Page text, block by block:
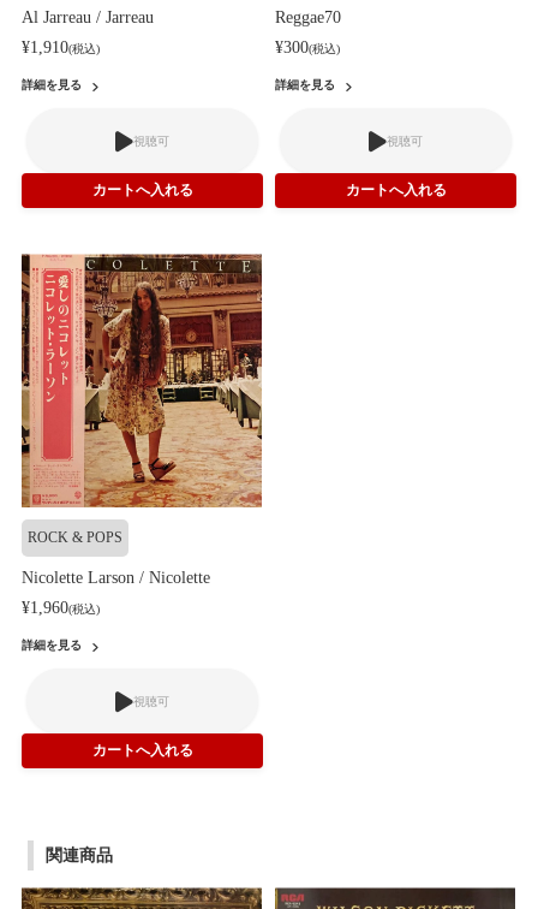
Al Jarreau / Jarreau
¥1,910(税込)
詳細を見る
視聴可
Reggae70
¥300(税込)
詳細を見る
視聴可
ROCK & POPS
Nicolette Larson / Nicolette
¥1,960(税込)
詳細を見る
視聴可
関連商品